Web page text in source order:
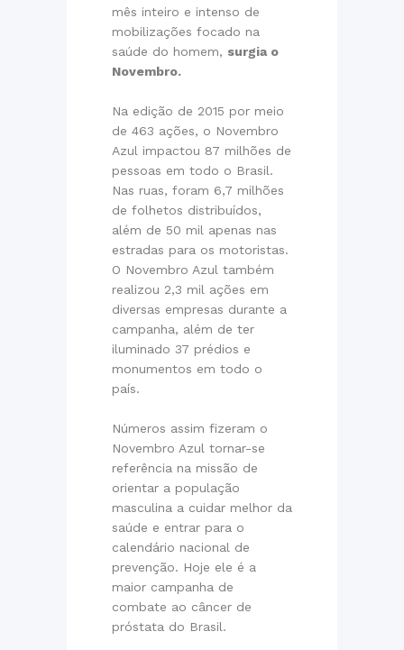
mês inteiro e intenso de
mobilizações focado na
saúde do homem, surgia o
Novembro.
Na edição de 2015 por meio
de 463 ações, o Novembro
Azul impactou 87 milhões de
pessoas em todo o Brasil.
Nas ruas, foram 6,7 milhões
de folhetos distribuídos,
além de 50 mil apenas nas
estradas para os motoristas.
O Novembro Azul também
realizou 2,3 mil ações em
diversas empresas durante a
campanha, além de ter
iluminado 37 prédios e
monumentos em todo o
país.
Números assim fizeram o
Novembro Azul tornar-se
referência na missão de
orientar a população
masculina a cuidar melhor da
saúde e entrar para o
calendário nacional de
prevenção. Hoje ele é a
maior campanha de
combate ao câncer de
próstata do Brasil.